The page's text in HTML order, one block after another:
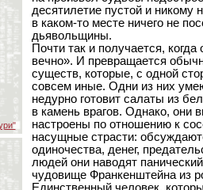
десятилетие пустой и
в каком-то месте ничего не
дьявольщины.
Почти так и получается,
вечно». И превращается
существ, которые, с одной
совсем иные. Одни из них
недурно готовит салаты из
в камень врагов. Однако, они
настроены по отношению к
насущные страсти:
одиночества, денег,
людей они наводят
чудовище Франкенштейна из
Единственный человек,